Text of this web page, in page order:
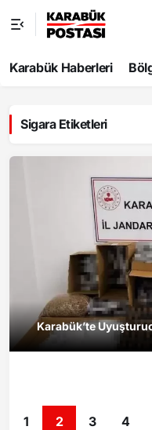
Karabük Haberleri
Sigara Etiketleri
Karabük’te
1 2 3 4